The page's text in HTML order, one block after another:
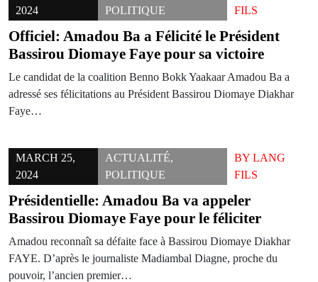
2024
POLITIQUE
FILS
Officiel: Amadou Ba a Félicité le Président
Bassirou Diomaye Faye pour sa victoire
Le candidat de la coalition Benno Bokk Yaakaar Amadou Ba a
adressé ses félicitations au Président Bassirou Diomaye Diakhar
Faye…
MARCH 25,
2024
ACTUALITÉ,
POLITIQUE
BYLANG
FILS
Présidentielle: Amadou Ba va appeler
Bassirou Diomaye Faye pour le féliciter
Amadou reconnaît sa défaite face à Bassirou Diomaye Diakhar
FAYE. D’après le journaliste Madiambal Diagne, proche du
pouvoir, l’ancien premier…